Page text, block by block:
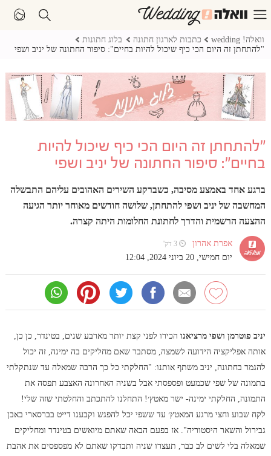
וואלה! wedding כתבות לארגון חתונה
בלוג חתונות
"להתחתן זה היום הכי כיף שיכול להיות בחיים": סיפור החתונה של יניב ושפי
"להתחתן זה היום הכי כיף שיכול להיות
בחיים": סיפור החתונה של יניב ושפי
ברגע אחד באמצע מסיבה, כשברקע השירים האהובים עליהם התבשלה
המחשבה של יניב ושפי להתחתן, שלושה חודשים מאוחר יותר הגיעה
ההצעה הרשמית והדרך לחתונת החלומות היתה קצרה.
אפרת אהרון ⏲ 3 דק'
יום חמישי, 20 ביוני 2024, 12:04
יניב פוטרמן ושפי מרציאנוהכירו לפני קצת יותר מארבע שנים, בטינדר, כן כן,
אותה אפליקציה הידועה לשמצה, מסתבר שאם מחליקים בה ימינה, זה יכול
להגמר בחתונה, יניב משתף אותנו: "החלקתי כל כך הרבה שמאלה עד שנתקלתי
בתמונה של שפי שכמעט ופספסתי אבל בשניה האחרונה האצבע תפסה את
התמונה, החלקתי ימינה- ישר מאטץ׳! התחלנו להתכתב והחלטתי שזה שלי!
לקח שבוע וחצי מרגע המאטץ׳ עד ששפי יכל להפגש וקבענו דייט בברסארי באבן
גבירול והשאר היסטוריה". אז בפעם הבאה שאתם מיואשים בטינדר ומחליקים
שמאלה בלי לשים לב כבר, תעצרו שניה ותבדקו שאתם לא מפספסים את אהבת